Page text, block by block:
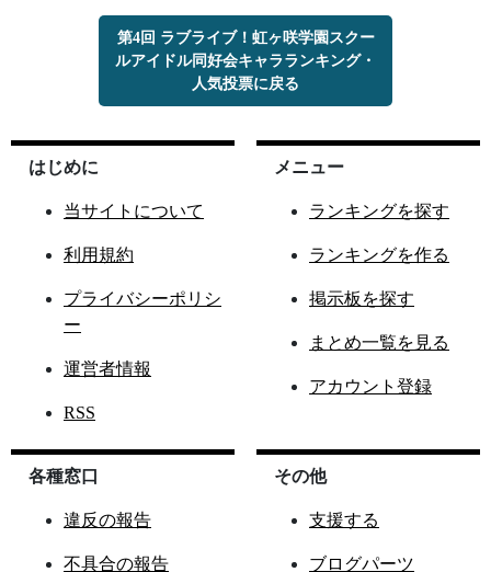
第4回 ラブライブ！虹ヶ咲学園スクー
ルアイドル同好会キャラランキング・
人気投票に戻る
はじめに
当サイトについて
利用規約
プライバシーポリシ
ー
運営者情報
RSS
メニュー
ランキングを探す
ランキングを作る
掲示板を探す
まとめ一覧を見る
アカウント登録
各種窓口
違反の報告
不具合の報告
その他
支援する
ブログパーツ